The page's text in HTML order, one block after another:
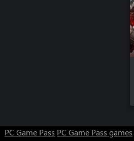
PC Game Pass PC Game Pass games